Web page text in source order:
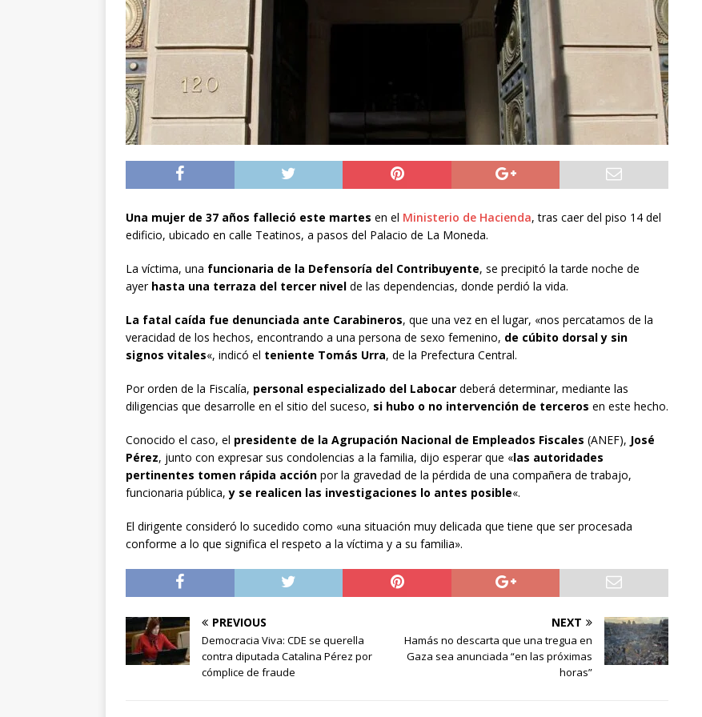
A 1.666 becados se les pago los estudios en el extranjero y nunca
La propuesta del Gobierno que busca facilitar el ingreso a Carabineros
Kast arribó a Colombia para asistir a la asunción de Abelardo de la
Una mujer de 37 años falleció este martes en el Ministerio de Hacienda, tras caer del piso 14 del
edificio, ubicado en calle Teatinos, a pasos del Palacio de La Moneda.
La víctima, una funcionaria de la Defensoría del Contribuyente, se precipitó la tarde noche de
ayer hasta una terraza del tercer nivel de las dependencias, donde perdió la vida.
La fatal caída fue denunciada ante Carabineros, que una vez en el lugar, «nos percatamos de la
veracidad de los hechos, encontrando a una persona de sexo femenino, de cúbito dorsal y sin
signos vitales«, indicó el teniente Tomás Urra, de la Prefectura Central.
Por orden de la Fiscalía, personal especializado del Labocar deberá determinar, mediante las
diligencias que desarrolle en el sitio del suceso, si hubo o no intervención de terceros en este hecho.
Conocido el caso, el presidente de la Agrupación Nacional de Empleados Fiscales (ANEF), José
Pérez, junto con expresar sus condolencias a la familia, dijo esperar que «las autoridades
pertinentes tomen rápida acción por la gravedad de la pérdida de una compañera de trabajo,
funcionaria pública,y se realicen las investigaciones lo antes posible«.
El dirigente consideró lo sucedido como «una situación muy delicada que tiene que ser procesada
conforme a lo que significa el respeto a la víctima y a su familia».
PREVIOUS
Democracia Viva: CDE se querella
contra diputada Catalina Pérez por
cómplice de fraude
NEXT
Hamás no descarta que una tregua en
Gaza sea anunciada “en las próximas
horas”